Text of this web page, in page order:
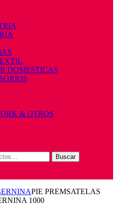
DOMESTICAS
& OTROS
Buscar
PIE PREMSATELAS
1000